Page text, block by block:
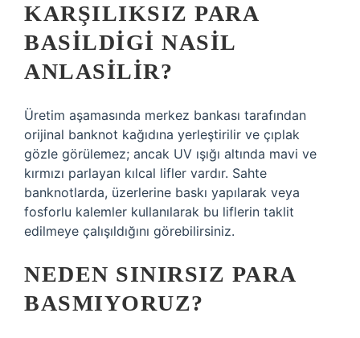
KARŞILIKSIZ PARA
BASILDIGI NASIL
ANLASILIR?
Üretim aşamasında merkez bankası tarafından
orijinal banknot kağıdına yerleştirilir ve çıplak
gözle görülemez; ancak UV ışığı altında mavi ve
kırmızı parlayan kılcal lifler vardır. Sahte
banknotlarda, üzerlerine baskı yapılarak veya
fosforlu kalemler kullanılarak bu liflerin taklit
edilmeye çalışıldığını görebilirsiniz.
NEDEN SINIRSIZ PARA
BASMIYORUZ?